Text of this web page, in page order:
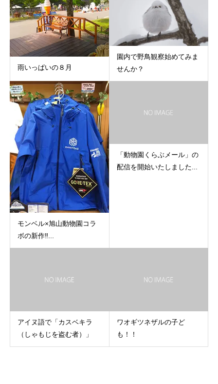
雨いっぱいの８月
園内で野鳥観察始めてみま
せんか？
モンベル×旭山動物園コラ
ボの新作‼...
「動物園くらぶメール」の
配信を開始いたしました...
アイヌ語で「カスベキラ
（しゃもじを盗む者）」
ワオギツネザルの子ど
も！！